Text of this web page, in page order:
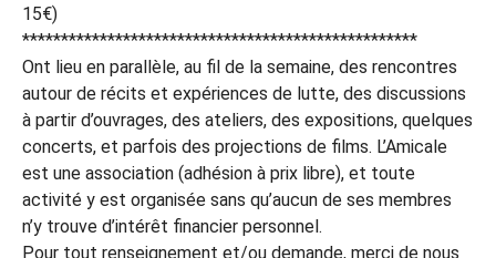
15€)
***************************************************
Ont lieu en parallèle, au fil de la semaine, des rencontres
autour de récits et expériences de lutte, des discussions
à partir d’ouvrages, des ateliers, des expositions, quelques
concerts, et parfois des projections de films. L’Amicale
est une association (adhésion à prix libre), et toute
activité y est organisée sans qu’aucun de ses membres
n’y trouve d’intérêt financier personnel.
Pour tout renseignement et/ou demande, merci de nous